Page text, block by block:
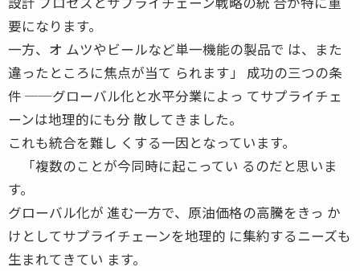
要になります。
一方、オ ムツやビールなど単一機能の製品で は、また
違ったところに焦点が当て られます」 成功の三つの条
件 ──グローバル化と水平分業によっ てサプライチェ
ーンは地理的にも分 散してきました。
これも統合を難し くする一因となっています。
「複数のことが今同時に起こってい るのだと思いま
す。
グローバル化が 進む一方で、原油価格の高騰をきっ か
けとしてサプライチェーンを地理的 に集約するニーズも
生まれてきてい ます。